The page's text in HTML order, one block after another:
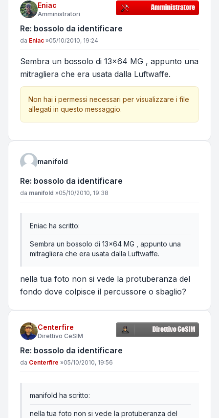
Eniac
Amministratori
Re: bossolo da identificare
Messaggio
da Eniac »05/10/2010, 19:24
Sembra un bossolo di 13x64 MG , appunto una
mitragliera che era usata dalla Luftwaffe.
Non hai i permessi necessari per visualizzare i file
allegati in questo messaggio.
manifold
Re: bossolo da identificare
Messaggio
da manifold »05/10/2010, 19:38
Eniac ha scritto:
Sembra un bossolo di 13x64 MG , appunto una
mitragliera che era usata dalla Luftwaffe.
nella tua foto non si vede la protuberanza del
fondo dove colpisce il percussore o sbaglio?
Centerfire
Direttivo CeSIM
Re: bossolo da identificare
Messaggio
da Centerfire »05/10/2010, 19:56
manifold ha scritto:
nella tua foto non si vede la protuberanza del